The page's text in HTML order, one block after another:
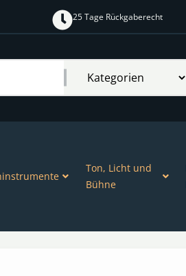
25 Tage Rückgaberecht
Ton, Licht und
Bühne